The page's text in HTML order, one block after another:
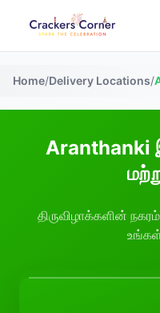
Home/Delivery Locations/
Aranthanki
திருவிழாக்களின்